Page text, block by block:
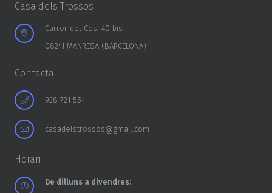
Casa dels Trossos
Carrer del Cós, 40 bis
08241 MANRESA (BARCELONA)
Contacta
938 721 554
casadelstrossos@gmail.com
Horari
De dilluns a divendres: